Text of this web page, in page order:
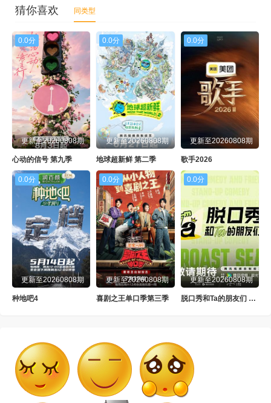
猜你喜欢 同类型
0.0分
更新至20260808期
心动的信号 第九季
0.0分
更新至20260808期
地球超新鲜 第二季
0.0分
更新至20260808期
歌手2026
0.0分
更新至20260808期
种地吧4
0.0分
更新至20260808期
喜剧之王单口季第三季
0.0分
更新至20260808期
脱口秀和Ta的朋友们 第三季